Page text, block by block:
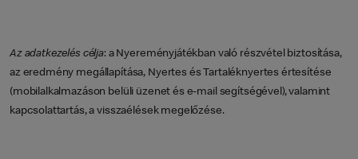
Az adatkezelés célja: a Nyereményjátékban való részvétel biztosítása,
az eredmény megállapítása, Nyertes és Tartaléknyertes értesítése
(mobilalkalmazáson belüli üzenet és e-mail segítségével), valamint
kapcsolattartás, a visszaélések megelőzése.